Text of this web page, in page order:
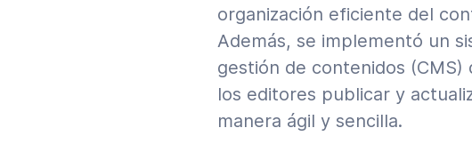
organización eficiente del
Además, se implementó un
gestión de contenidos (CMS)
los editores publicar y
manera ágil y sencilla.